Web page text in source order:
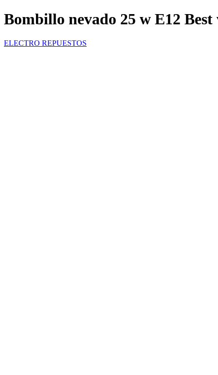
Bombillo nevado 25 w E12 Best
ELECTRO REPUESTOS